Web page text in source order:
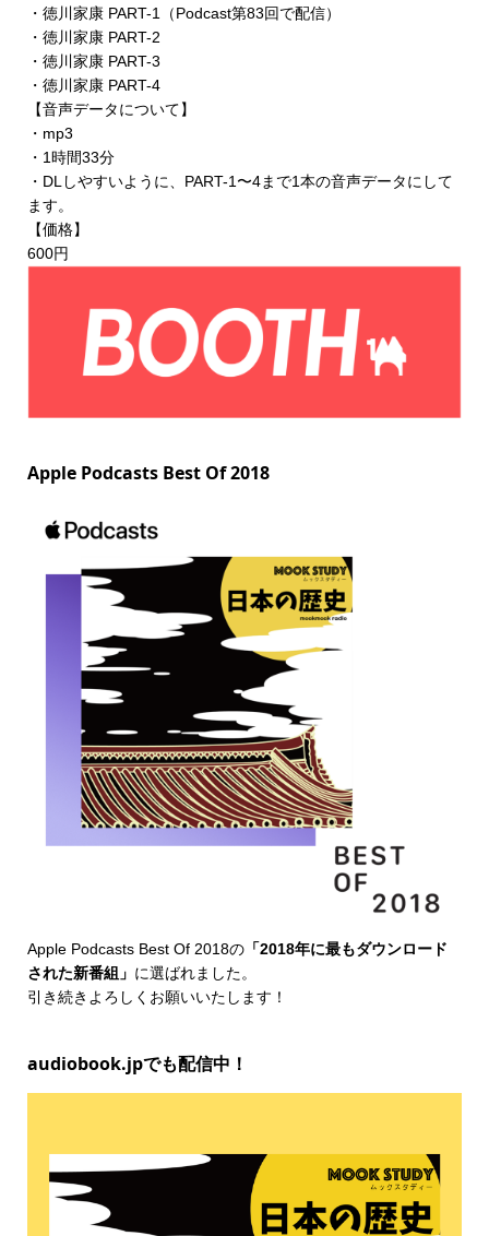
・徳川家康 PART-1（Podcast第83回で配信）
・徳川家康 PART-2
・徳川家康 PART-3
・徳川家康 PART-4
【音声データについて】
・mp3
・1時間33分
・DLしやすいように、PART-1〜4まで1本の音声データにして
ます。
【価格】
600円
Apple Podcasts Best Of 2018
Apple Podcasts Best Of 2018の「2018年に最もダウンロード
された新番組」 に選ばれました。
引き続きよろしくお願いいたします！
audiobook.jpでも配信中！